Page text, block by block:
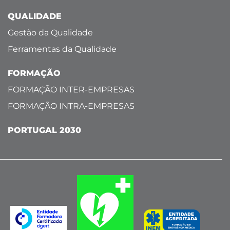
QUALIDADE
Gestão da Qualidade
Ferramentas da Qualidade
FORMAÇÃO
FORMAÇÃO INTER-EMPRESAS
FORMAÇÃO INTRA-EMPRESAS
PORTUGAL 2030